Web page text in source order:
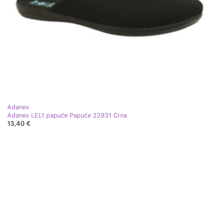
Adanex
Adanex LEL1 papuče Papuče 22931 Crna
13,40 €